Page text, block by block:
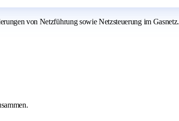
von Netzführung sowie Netzsteuerung im Gasnetz.